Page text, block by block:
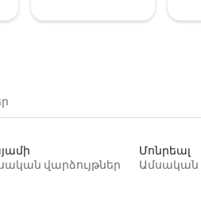
վարձույթներ
Մոնրեալ
Ամսական